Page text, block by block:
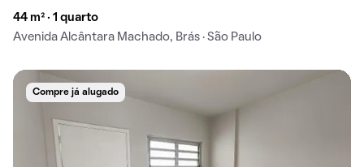
44 m² · 1 quarto
Avenida Alcântara Machado, Brás · São Paulo
Compre já alugado